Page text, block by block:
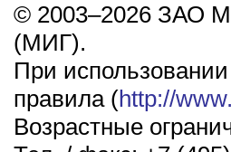
© 2003–2026 ЗАО
(МИГ).
При
правила (http://
Возрастные